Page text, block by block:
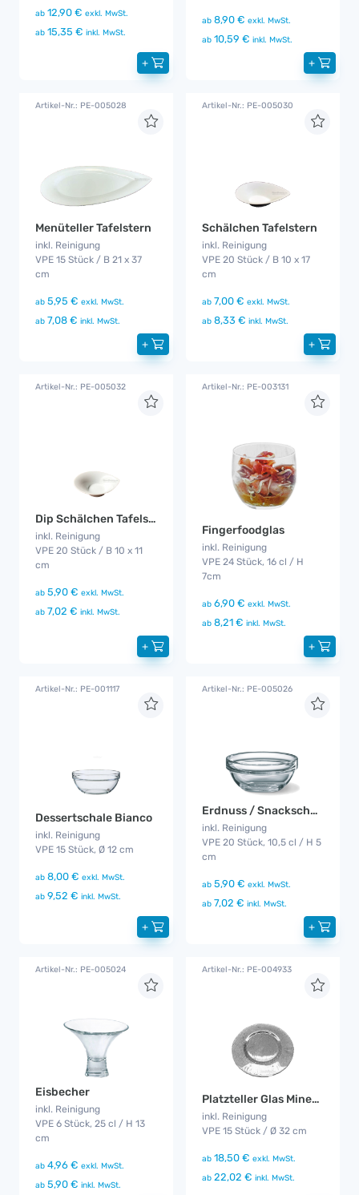
ab 12,90 € exkl. MwSt.
ab 15,35 € inkl. MwSt.
+
ab 8,90 € exkl. MwSt.
ab 10,59 € inkl. MwSt.
+
Artikel-Nr.: PE-005028
Menüteller Tafelstern
inkl. Reinigung
VPE 15 Stück / B 21 x 37
cm
ab 5,95 € exkl. MwSt.
ab 7,08 € inkl. MwSt.
+
Artikel-Nr.: PE-005030
Schälchen Tafelstern
inkl. Reinigung
VPE 20 Stück / B 10 x 17
cm
ab 7,00 € exkl. MwSt.
ab 8,33 € inkl. MwSt.
+
Artikel-Nr.: PE-005032
Dip Schälchen Tafelstern
inkl. Reinigung
VPE 20 Stück / B 10 x 11
cm
ab 5,90 € exkl. MwSt.
ab 7,02 € inkl. MwSt.
+
Artikel-Nr.: PE-003131
Fingerfoodglas
inkl. Reinigung
VPE 24 Stück, 16 cl / H
7cm
ab 6,90 € exkl. MwSt.
ab 8,21 € inkl. MwSt.
+
Artikel-Nr.: PE-001117
Dessertschale Bianco
inkl. Reinigung
VPE 15 Stück, Ø 12 cm
ab 8,00 € exkl. MwSt.
ab 9,52 € inkl. MwSt.
+
Artikel-Nr.: PE-005026
Erdnuss / Snackschale
inkl. Reinigung
VPE 20 Stück, 10,5 cl / H 5
cm
ab 5,90 € exkl. MwSt.
ab 7,02 € inkl. MwSt.
+
Artikel-Nr.: PE-005024
Eisbecher
inkl. Reinigung
VPE 6 Stück, 25 cl / H 13
cm
ab 4,96 € exkl. MwSt.
ab 5,90 € inkl. MwSt.
Artikel-Nr.: PE-004933
Platzteller Glas Minerali
inkl. Reinigung
VPE 15 Stück / Ø 32 cm
ab 18,50 € exkl. MwSt.
ab 22,02 € inkl. MwSt.